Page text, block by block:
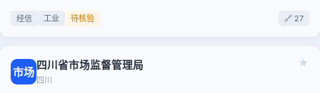
经信 工业 待核验 🔗 27
★
市场 四川省市场监督管理局
四川